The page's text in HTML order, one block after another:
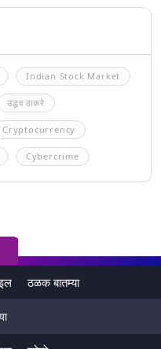
Indian Stock Market
उद्धव ठाकरे
Cryptocurrency
Cybercrime
ठळक बातम्या